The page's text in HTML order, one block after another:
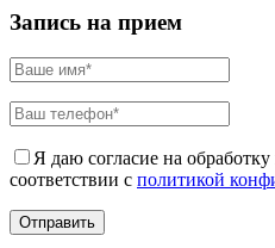
Запись на прием
Я даю согласие на
соответствии с политикой